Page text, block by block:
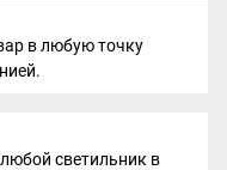
в любую точку
светильник в